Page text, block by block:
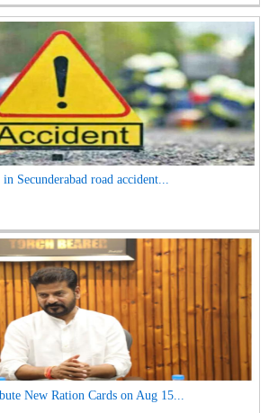
Secunderabad road accident...
New Ration Cards on Aug 15...